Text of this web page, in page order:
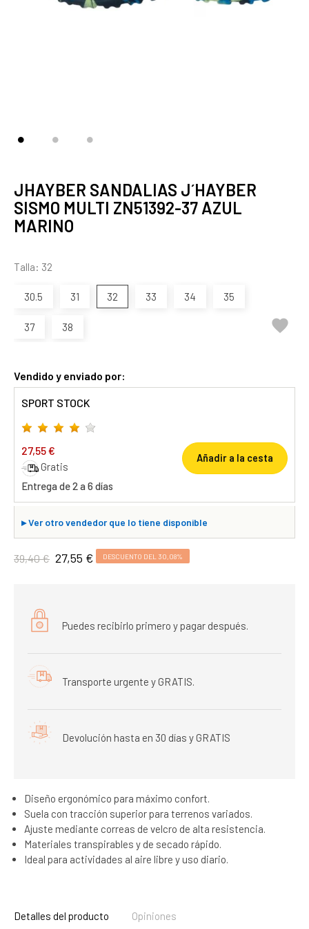
JHAYBER SANDALIAS J´HAYBER
SISMO MULTI ZN51392-37 AZUL
MARINO
Talla: 32
30.5 31 32 33 34 35
37 38 
Vendido y enviado por:
SPORT STOCK
27,55 €
Gratis
Entrega de 2 a 6 días
Añadir a la cesta
▸Ver otro vendedor que lo tiene disponible
39,40 € 27,55 € DESCUENTO DEL 30,08%
Puedes recibirlo primero y pagar después.
Transporte urgente y GRATIS.
Devolución hasta en 30 días y GRATIS
Diseño ergonómico para máximo confort.
Suela con tracción superior para terrenos variados.
Ajuste mediante correas de velcro de alta resistencia.
Materiales transpirables y de secado rápido.
Ideal para actividades al aire libre y uso diario.
Detalles del producto Opiniones